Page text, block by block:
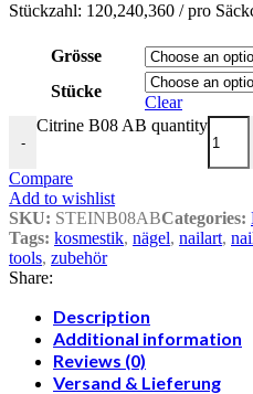
Stückzahl: 120,240,360 / pro
Grösse
Stücke
Clear
-
Citrine B08 AB quantity
Compare
Add to wishlist
SKU: STEINB08ABCategories:
Tags: kosmestik, nägel, nailart,
tools, zubehör
Share:
Description
Additional information
Reviews (0)
Versand & Lieferung